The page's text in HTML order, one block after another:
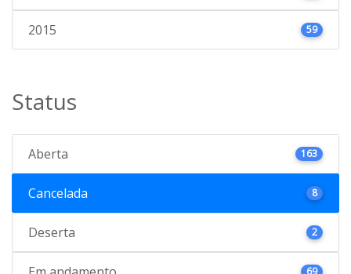
2015 59
Status
Aberta 163
Cancelada 8
Deserta 2
69